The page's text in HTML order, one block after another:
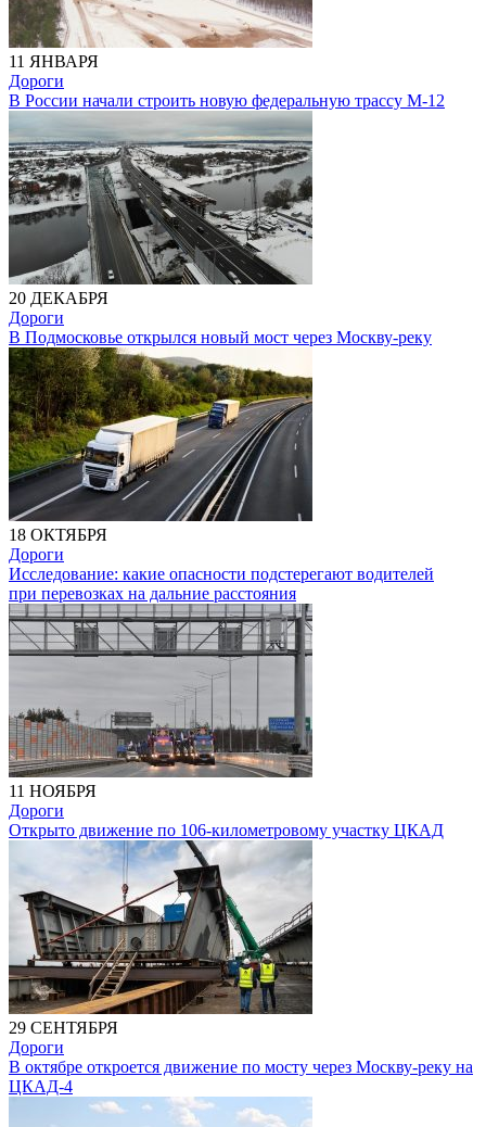
11 ЯНВАРЯ
Дороги
В России начали строить новую федеральную трассу М-12
20 ДЕКАБРЯ
Дороги
В Подмосковье открылся новый мост через Москву-реку
18 ОКТЯБРЯ
Дороги
Исследование: какие опасности подстерегают водителей
при перевозках на дальние расстояния
11 НОЯБРЯ
Дороги
Открыто движение по 106-километровому участку ЦКАД
29 СЕНТЯБРЯ
Дороги
В октябре откроется движение по мосту через Москву-реку на
ЦКАД-4